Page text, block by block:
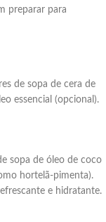
preparar para
de sopa de cera de
essencial (opcional).
sopa de óleo de coco
hortelã-pimenta).
e hidratante.